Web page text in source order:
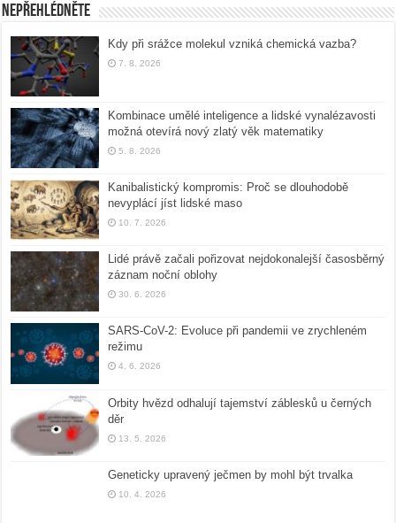
Nepřehlédněte
Kdy při srážce molekul vzniká chemická vazba?
7. 8. 2026
Kombinace umělé inteligence a lidské vynalézavosti
možná otevírá nový zlatý věk matematiky
5. 8. 2026
Kanibalistický kompromis: Proč se dlouhodobě
nevyplácí jíst lidské maso
10. 7. 2026
Lidé právě začali pořizovat nejdokonalejší časosběrný
záznam noční oblohy
30. 6. 2026
SARS-CoV-2: Evoluce při pandemii ve zrychleném
režimu
4. 6. 2026
Orbity hvězd odhalují tajemství záblesků u černých
děr
13. 5. 2026
Geneticky upravený ječmen by mohl být trvalka
10. 4. 2026